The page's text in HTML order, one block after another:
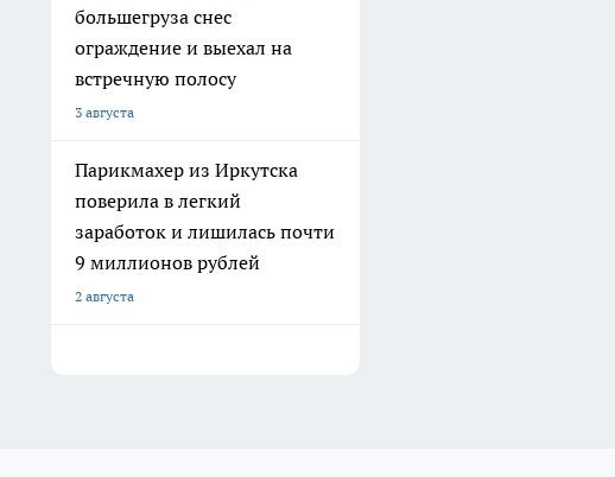
большегруза снес
ограждение и выехал на
встречную полосу
3 августа
Парикмахер из Иркутска
поверила в легкий
заработок и лишилась почти
9 миллионов рублей
2 августа